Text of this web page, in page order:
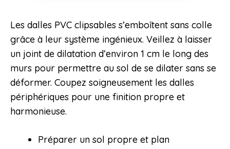
Les dalles PVC clipsables s’emboîtent sans colle
grâce à leur système ingénieux. Veillez à laisser
un joint de dilatation d’environ 1 cm le long des
murs pour permettre au sol de se dilater sans se
déformer. Coupez soigneusement les dalles
périphériques pour une finition propre et
harmonieuse.
Préparer un sol propre et plan